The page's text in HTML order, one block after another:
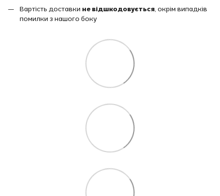
Вартість доставки не відшкодовується , окрім випадків
помилки з нашого боку